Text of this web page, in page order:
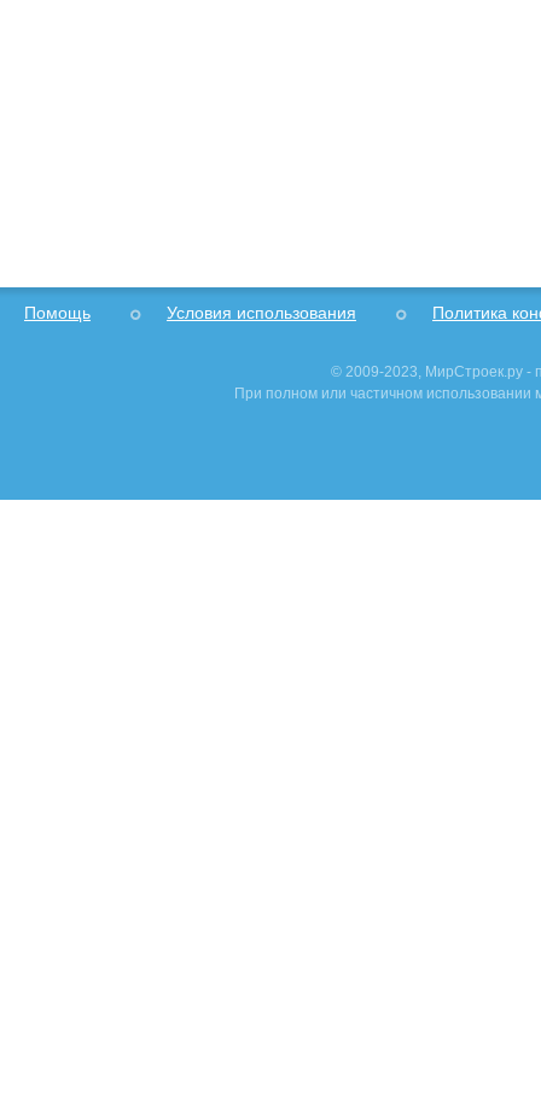
Помощь Условия использования Политика
© 2009-2023, МирСтроек.ру -
При полном или частичном использовании